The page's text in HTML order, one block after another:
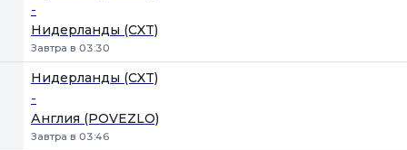
-
Нидерланды (CXT)
Завтра в 03:30
Нидерланды (CXT)
-
Англия (POVEZLO)
Завтра в 03:46